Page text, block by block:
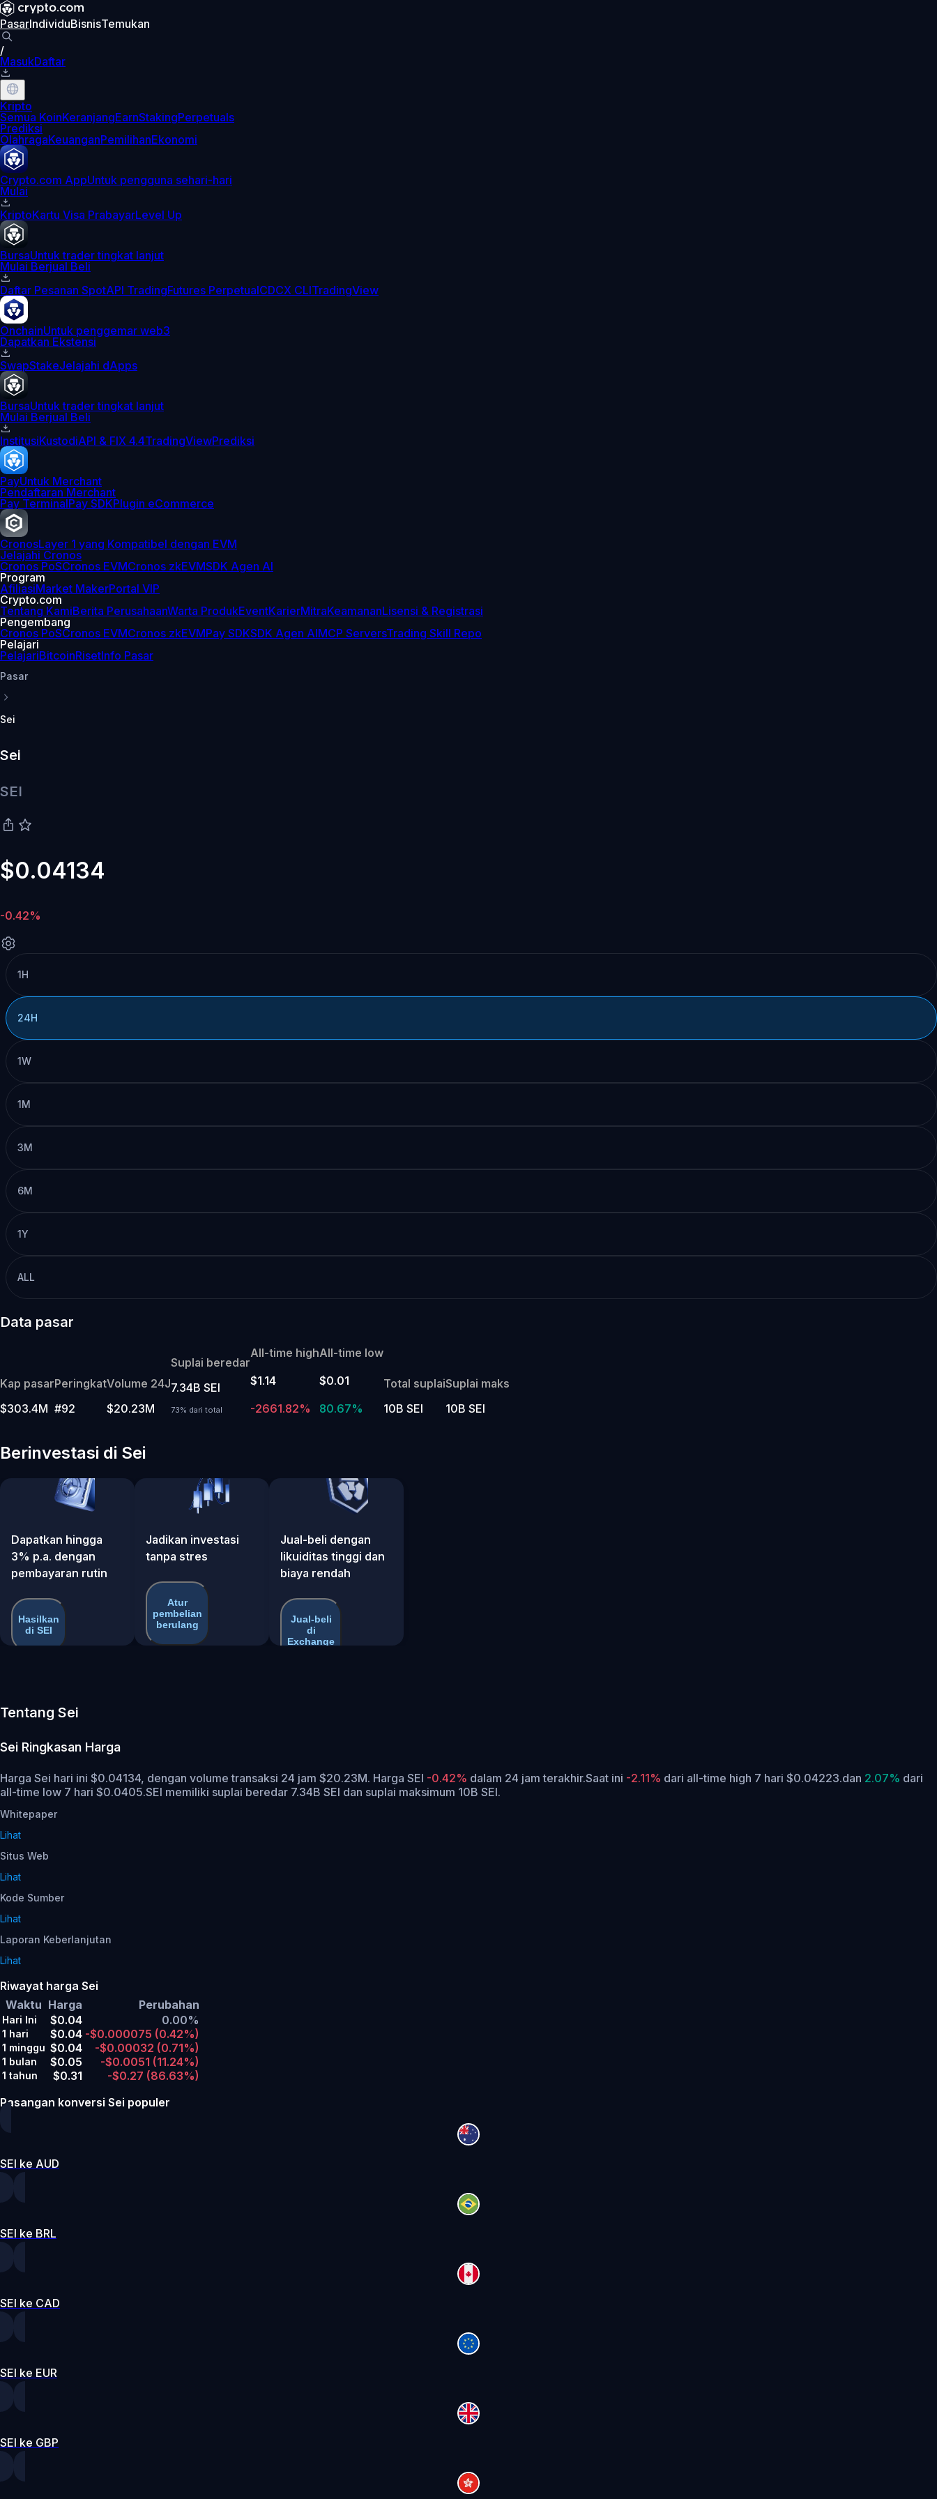
PasarIndividuBisnisTemukan
/
MasukDaftar
Kripto
Semua KoinKeranjangEarnStakingPerpetuals
Prediksi
OlahragaKeuanganPemilihanEkonomi
Crypto.com AppUntuk pengguna sehari-hari
Mulai
KriptoKartu Visa PrabayarLevel Up
BursaUntuk trader tingkat lanjut
Mulai Berjual Beli
Daftar Pesanan SpotAPI TradingFutures PerpetualCDCX CLITradingView
OnchainUntuk penggemar web3
Dapatkan Ekstensi
SwapStakeJelajahi dApps
BursaUntuk trader tingkat lanjut
Mulai Berjual Beli
InstitusiKustodiAPI & FIX 4.4TradingViewPrediksi
PayUntuk Merchant
Pendaftaran Merchant
Pay TerminalPay SDKPlugin eCommerce
CronosLayer 1 yang Kompatibel dengan EVM
Jelajahi Cronos
Cronos PoSCronos EVMCronos zkEVMSDK Agen AI
Program
AfiliasiMarket MakerPortal VIP
Crypto.com
Tentang KamiBerita PerusahaanWarta ProdukEventKarierMitraKeamananLisensi & Registrasi
Pengembang
Cronos PoSCronos EVMCronos zkEVMPay SDKSDK Agen AIMCP ServersTrading Skill Repo
Pelajari
PelajariBitcoinRisetInfo Pasar
Pasar
Sei
Sei
SEI
$0.04134
-0.42%
1H
24H
1W
1M
3M
6M
1Y
ALL
Data pasar
Kap pasar
$303.4M
Peringkat
#92
Volume 24J
$20.23M
Suplai beredar
7.34B SEI
73% dari total
All-time high
$1.14
-2661.82%
All-time low
$0.01
80.67%
Total suplai
10B SEI
Suplai maks
10B SEI
Berinvestasi di Sei
Dapatkan hingga
3% p.a. dengan
pembayaran rutin
Hasilkan
di SEI
Jadikan investasi
tanpa stres
Atur
pembelian
berulang
Jual-beli dengan
likuiditas tinggi dan
biaya rendah
Jual-beli
di
Exchange
Tentang Sei
Sei Ringkasan Harga
Harga Sei hari ini $0.04134, dengan volume transaksi 24 jam $20.23M. Harga SEI -0.42% dalam 24 jam terakhir.Saat ini -2.11% dari all-time high 7 hari $0.04223.dan 2.07% dari
all-time low 7 hari $0.0405.SEI memiliki suplai beredar 7.34B SEI dan suplai maksimum 10B SEI.
Whitepaper
Lihat
Situs Web
Lihat
Kode Sumber
Lihat
Laporan Keberlanjutan
Lihat
Riwayat harga Sei
Waktu Harga Perubahan
Hari Ini $0.04 0.00%
1 hari $0.04 -$0.000075 (0.42%)
1 minggu $0.04 -$0.00032 (0.71%)
1 bulan $0.05 -$0.0051 (11.24%)
1 tahun $0.31 -$0.27 (86.63%)
Pasangan konversi Sei populer
SEI ke AUD
SEI ke BRL
SEI ke CAD
SEI ke EUR
SEI ke GBP